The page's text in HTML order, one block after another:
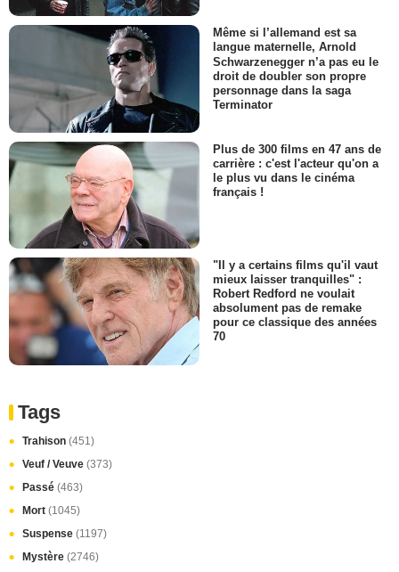
Même si l’allemand est sa
langue maternelle, Arnold
Schwarzenegger n’a pas eu le
droit de doubler son propre
personnage dans la saga
Terminator
Plus de 300 films en 47 ans de
carrière : c'est l'acteur qu'on a
le plus vu dans le cinéma
français !
"Il y a certains films qu'il vaut
mieux laisser tranquilles" :
Robert Redford ne voulait
absolument pas de remake
pour ce classique des années
70
Tags
Trahison (451)
Veuf / Veuve (373)
Passé (463)
Mort (1045)
Suspense (1197)
Mystère (2746)